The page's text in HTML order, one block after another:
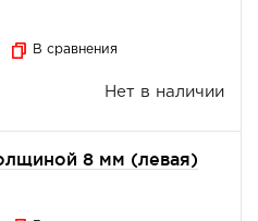
В сравнения
Нет в наличии
8 мм (левая)